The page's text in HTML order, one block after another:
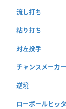
流し打ち
粘り打ち
対左投手
チャンスメーカー
逆境
ローボールヒッ